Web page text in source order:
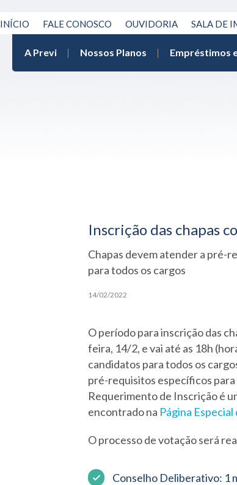
INÍCIO FALE CONOSCO OUVIDORIA SALA DE
A Previ Nossos Planos Empréstimos
Inscrição das chapas
Chapas devem atender a pré-
para todos os cargos
14/02/2022
O período para inscrição das
feira, 14/2, e vai até as 18h
candidatos para todos os
pré-requisitos específicos
Requerimento de Inscrição é
encontrado na Página Especial
O processo de votação será
Conselho Deliberativo: 1